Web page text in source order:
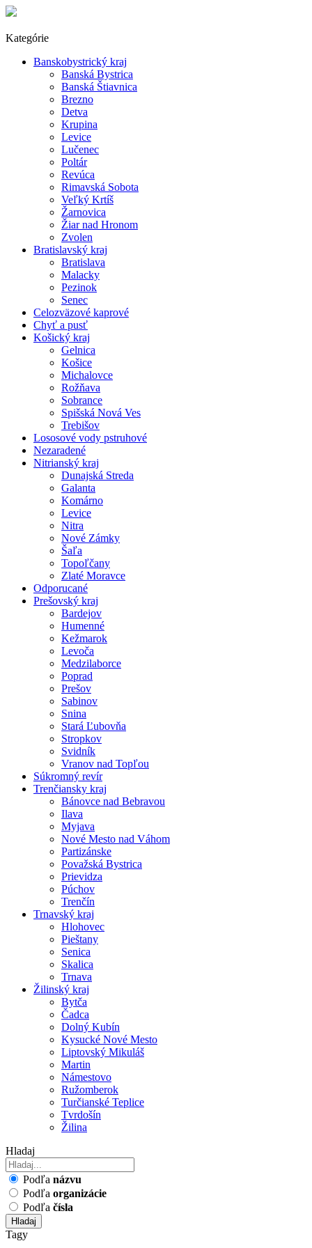
Kategórie
Banskobystrický kraj
Banská Bystrica
Banská Štiavnica
Brezno
Detva
Krupina
Levice
Lučenec
Poltár
Revúca
Rimavská Sobota
Veľký Krtíš
Žarnovica
Žiar nad Hronom
Zvolen
Bratislavský kraj
Bratislava
Malacky
Pezinok
Senec
Celozväzové kaprové
Chyť a pusť
Košický kraj
Gelnica
Košice
Michalovce
Rožňava
Sobrance
Spišská Nová Ves
Trebišov
Lososové vody pstruhové
Nezaradené
Nitrianský kraj
Dunajská Streda
Galanta
Komárno
Levice
Nitra
Nové Zámky
Šaľa
Topoľčany
Zlaté Moravce
Odporucané
Prešovský kraj
Bardejov
Humenné
Kežmarok
Levoča
Medzilaborce
Poprad
Prešov
Sabinov
Snina
Stará Ľubovňa
Stropkov
Svidník
Vranov nad Topľou
Súkromný revír
Trenčiansky kraj
Bánovce nad Bebravou
Ilava
Myjava
Nové Mesto nad Váhom
Partizánske
Považská Bystrica
Prievidza
Púchov
Trenčín
Trnavský kraj
Hlohovec
Pieštany
Senica
Skalica
Trnava
Žilinský kraj
Bytča
Čadca
Dolný Kubín
Kysucké Nové Mesto
Liptovský Mikuláš
Martin
Námestovo
Ružomberok
Turčianské Teplice
Tvrdošín
Žilina
Hladaj
Podľa názvu
Podľa organizácie
Podľa čísla
Hladaj
Tagy